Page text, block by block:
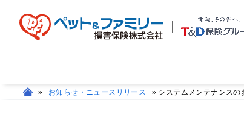
» お知らせ・ニュースリリース » システムメンテナンス